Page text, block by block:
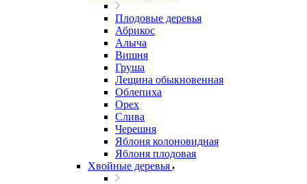
Плодовые деревья
Абрикос
Алыча
Вишня
Груша
Лещина обыкновенная
Облепиха
Орех
Слива
Черешня
Яблоня колоновидная
Яблоня плодовая
Хвойные деревья